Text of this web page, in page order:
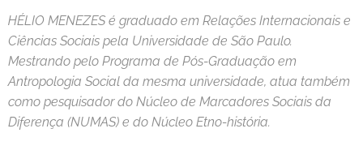
HÉLIO MENEZES é graduado em Relações Internacionais e
Ciências Sociais pela Universidade de São Paulo.
Mestrando pelo Programa de Pós-Graduação em
Antropologia Social da mesma universidade, atua também
como pesquisador do Núcleo de Marcadores Sociais da
Diferença (NUMAS) e do Núcleo Etno-história.